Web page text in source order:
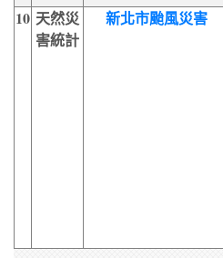
10 天然災
害統計
新北市颱風災害